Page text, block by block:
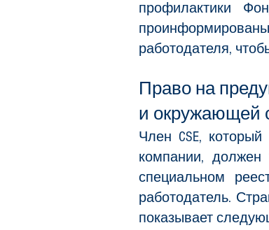
профилактики
работодателя,
Право на
и окружающей
Член CSE,
компании, должен
специальном
работодатель.
показывает